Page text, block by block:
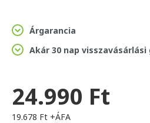
Árgarancia
Akár 30 nap visszavásárlási
24.990 Ft
19.678 Ft +ÁFA